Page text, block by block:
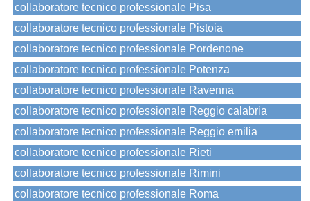
collaboratore tecnico professionale Pisa
collaboratore tecnico professionale Pistoia
collaboratore tecnico professionale Pordenone
collaboratore tecnico professionale Potenza
collaboratore tecnico professionale Ravenna
collaboratore tecnico professionale Reggio calabria
collaboratore tecnico professionale Reggio emilia
collaboratore tecnico professionale Rieti
collaboratore tecnico professionale Rimini
collaboratore tecnico professionale Roma